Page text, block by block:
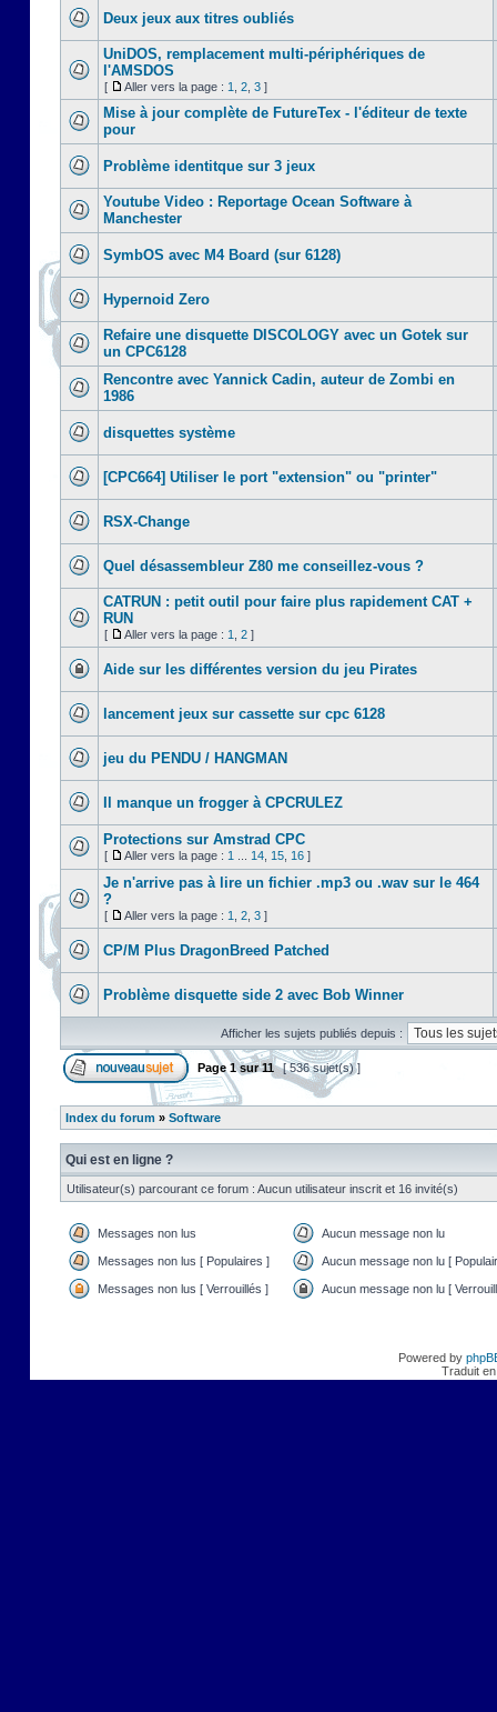
Deux jeux aux titres oubliés
UniDOS, remplacement multi-périphériques de
l'AMSDOS
[ Aller vers la page : 1 2 3 ]
Mise à jour complète de FutureTex - l'éditeur de texte
pour
Problème identitque sur 3 jeux
Youtube Video : Reportage Ocean Software à
Manchester
SymbOS avec M4 Board (sur 6128)
Hypernoid Zero
Refaire une disquette DISCOLOGY avec un Gotek sur
un CPC6128
Rencontre avec Yannick Cadin, auteur de Zombi en
1986
disquettes système
[CPC664] Utiliser le port "extension" ou "printer"
RSX-Change
Quel désassembleur Z80 me conseillez-vous ?
CATRUN : petit outil pour faire plus rapidement CAT +
RUN
[ Aller vers la page : 1 2 ]
Aide sur les différentes version du jeu Pirates
lancement jeux sur cassette sur cpc 6128
jeu du PENDU / HANGMAN
Il manque un frogger à CPCRULEZ
Protections sur Amstrad CPC
[ Aller vers la page : 1 14 15 16 ]
Je n'arrive pas à lire un fichier .mp3 ou .wav sur le 464
?
[ Aller vers la page : 1 2 3 ]
CP/M Plus DragonBreed Patched
Problème disquette side 2 avec Bob Winner
Afficher les sujets publiés depuis :
Page 1sur11 [ 536 sujet(s) ]
Index du forum » Software
Qui est en ligne ?
Utilisateur(s) parcourant ce forum : Aucun utilisateur inscrit et 16 invité(s)
Messages non lus Aucun message non lu
Messages non lus [ Populaires ] Aucun message non lu [
Messages non lus [ Verrouillés ] Aucun message non lu [
Powered by
Traduit